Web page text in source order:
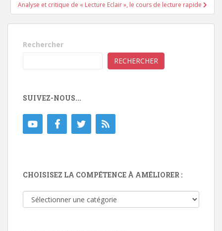
Analyse et critique de « Lecture Eclair », le cours de lecture rapide
Rechercher
RECHERCHER
SUIVEZ-NOUS...
CHOISISEZ LA COMPÉTENCE À AMÉLIORER :
Choisisez
la